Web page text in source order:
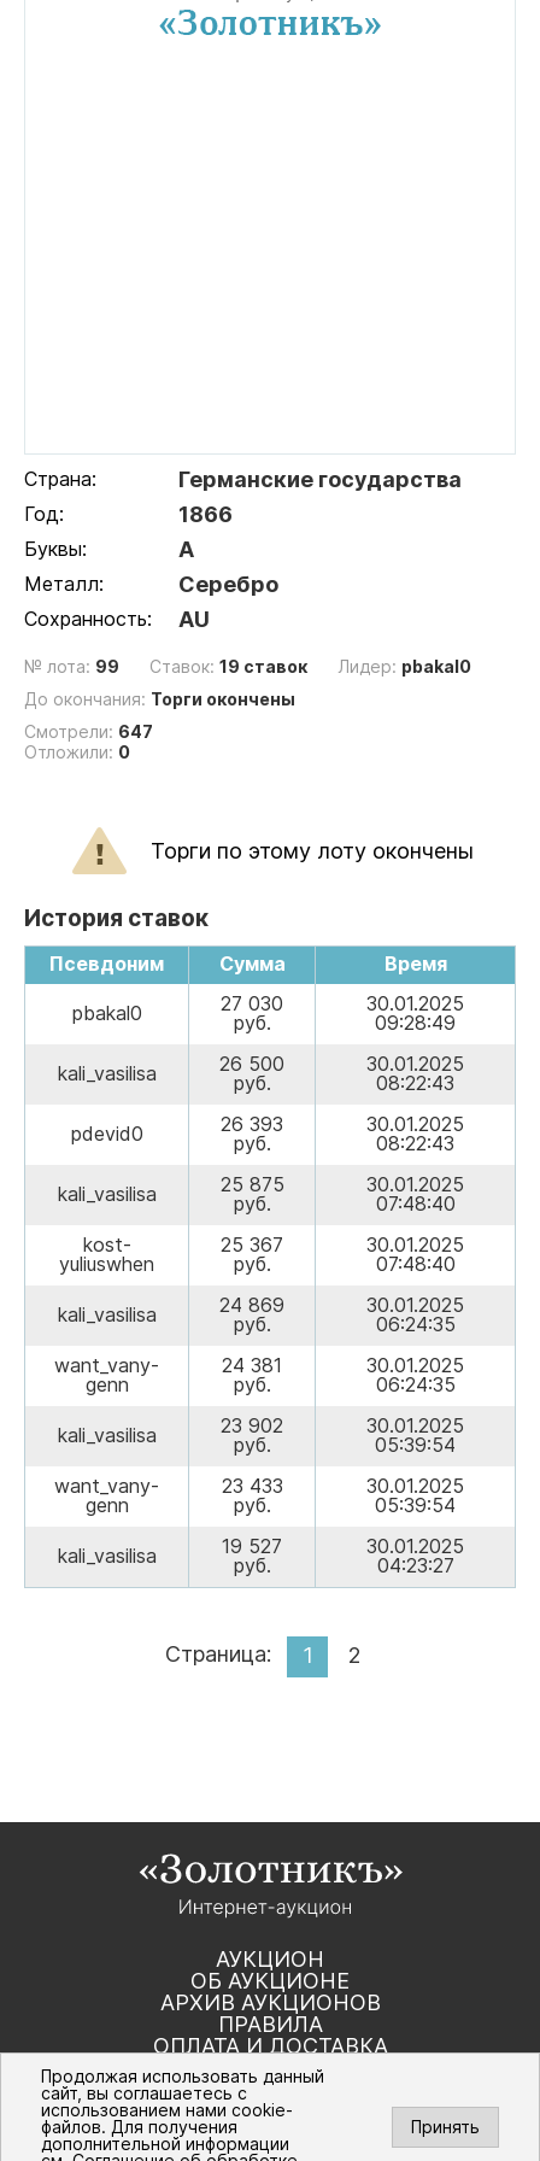
Страна: Германские государства
Год: 1866
Буквы: A
Металл: Серебро
Сохранность: AU
№ лота: 99 Ставок: 19 ставок Лидер: pbakal0
До окончания: Торги окончены
Смотрели: 647
Отложили: 0
Торги по этому лоту окончены
История ставок
Псевдоним Сумма Время
pbakal0
27 030
руб.
30.01.2025
09:28:49
kali_vasilisa
26 500
руб.
30.01.2025
08:22:43
pdevid0
26 393
руб.
30.01.2025
08:22:43
kali_vasilisa
25 875
руб.
30.01.2025
07:48:40
kost-
yuliuswhen
25 367
руб.
30.01.2025
07:48:40
kali_vasilisa
24 869
руб.
30.01.2025
06:24:35
want_vany-
genn
24 381
руб.
30.01.2025
06:24:35
kali_vasilisa
23 902
руб.
30.01.2025
05:39:54
want_vany-
genn
23 433
руб.
30.01.2025
05:39:54
kali_vasilisa
19 527
руб.
30.01.2025
04:23:27
Страница: 1 2
АУКЦИОН
ОБ АУКЦИОНЕ
АРХИВ АУКЦИОНОВ
ПРАВИЛА
ОПЛАТА И ДОСТАВКА
КОНТАКТЫ
Политика компании в отношении обработки
персональных данных
© Интернет-аукцион «Золотник». Все
Продолжая использовать данный
сайт, вы соглашаетесь с
использованием нами cookie-
файлов. Для получения
дополнительной информации
Принять